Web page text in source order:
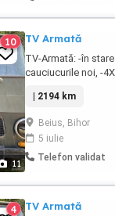
11
10 TV Armată
TV-Armată: -în
cauciucurile noi, -
| 2194 km
Beius, Bihor
5 iulie
Telefon validat
4 TV Armată